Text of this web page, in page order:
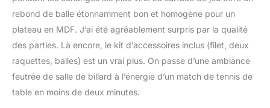
rebond de balle étonnamment bon et homogène pour un
plateau en MDF. J’ai été agréablement surpris par la qualité
des parties. Là encore, le kit d’accessoires inclus (filet, deux
raquettes, balles) est un vrai plus. On passe d’une ambiance
feutrée de salle de billard à l’énergie d’un match de tennis de
table en moins de deux minutes.